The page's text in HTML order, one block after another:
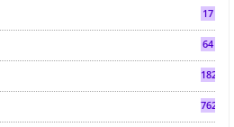
17
64
182
7624